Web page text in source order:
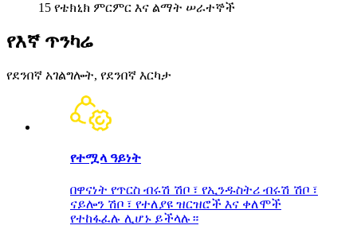
15 የቴክኒክ ምርምር እና ልማት ሠራተኞች
የእኛ ጥንካሬ
የደንበኛ አገልግሎት, የደንበኛ እርካታ
የተሟላ ዓይነት
በዋናነት የጥርስ ብሩሽ ሽቦ ፣ የኢንዱስትሪ ብሩሽ ሽቦ ፣
ናይሎን ሽቦ ፣ የተለያዩ ዝርዝሮች እና ቀለሞች
የተከፋፈሉ ሊሆኑ ይችላሉ።